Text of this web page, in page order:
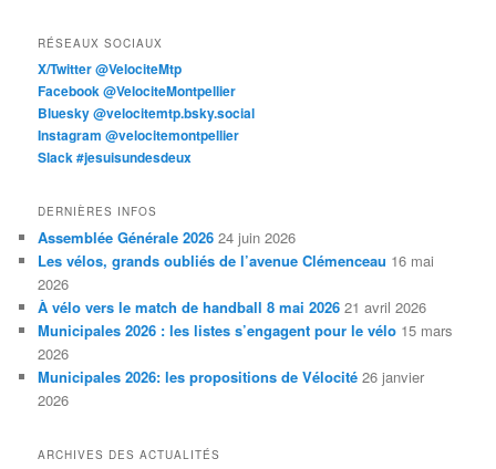
RÉSEAUX SOCIAUX
X/Twitter @VelociteMtp
Facebook @VelociteMontpellier
Bluesky @velocitemtp.bsky.social
Instagram @velocitemontpellier
Slack #jesuisundesdeux
DERNIÈRES INFOS
Assemblée Générale 2026 24 juin 2026
Les vélos, grands oubliés de l’avenue Clémenceau 16 mai
2026
À vélo vers le match de handball 8 mai 2026 21 avril 2026
Municipales 2026 : les listes s’engagent pour le vélo 15 mars
2026
Municipales 2026: les propositions de Vélocité 26 janvier
2026
ARCHIVES DES ACTUALITÉS